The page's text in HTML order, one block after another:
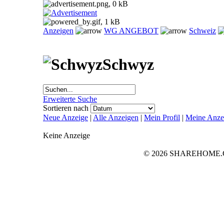
Anzeigen WG ANGEBOT Schweiz
Schwyz
Erweiterte Suche
Sortieren nach
Neue Anzeige | Alle Anzeigen | Mein Profil | Meine
Keine Anzeige
© 2026